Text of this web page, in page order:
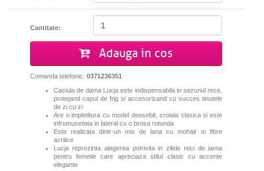
Cantitate:
Adauga in cos
Comanda telefonic: 0371236351
Caciula de dama Lucja este indispensabila in sezonul rece,
protejand capul de frig si accesorizand cu succes tinutele
de zi cu zi
Are o impletitura cu model deosebit, croiala clasica si este
infrumusetata in lateral cu o brosa rotunda
Este realizata dintr-un mix de lana cu mohair si fibre
acrilice
Lucja reprezinta alegerea potrivita in zilele reci de iarna
pentru femeile care apreciaza stilul clasic cu accente
elegante